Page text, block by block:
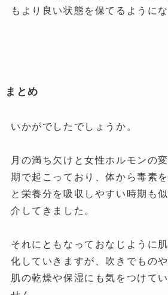
もより良い状態を保てるようにな
まとめ
いかがでしたでしょうか。
月の満ち欠けと女性ホルモンの
期で起こっており、体から毒素
と栄養分を吸収しやすい時期も
介してきました。
それにともなっておなじように
化していきますが、吹きでもの
肌の乾燥や保湿にも気をつけて